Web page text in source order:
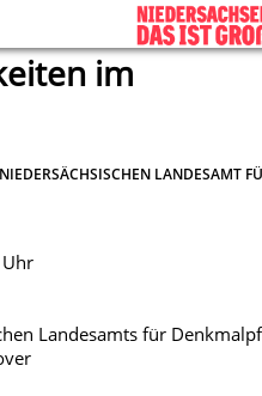
im
LANDESAMT
Landesamts für